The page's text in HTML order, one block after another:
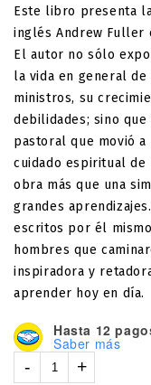
Este libro presenta
inglés Andrew Fuller
El autor no sólo
la vida en general
ministros, su
debilidades; sino
pastoral que movió
cuidado espiritual de
obra más que una
grandes
escritos por él
hombres que
inspiradora y
aprender hoy en día.
Hasta 12
Saber más